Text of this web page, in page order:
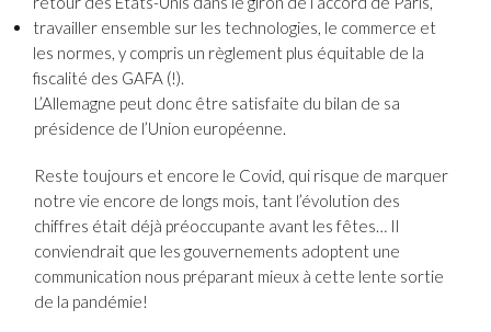
travailler ensemble sur les technologies, le commerce et
les normes, y compris un règlement plus équitable de la
fiscalité des GAFA (!).
L’Allemagne peut donc être satisfaite du bilan de sa
présidence de l’Union européenne.
Reste toujours et encore le Covid, qui risque de marquer
notre vie encore de longs mois, tant l’évolution des
chiffres était déjà préoccupante avant les fêtes… Il
conviendrait que les gouvernements adoptent une
communication nous préparant mieux à cette lente sortie
de la pandémie!